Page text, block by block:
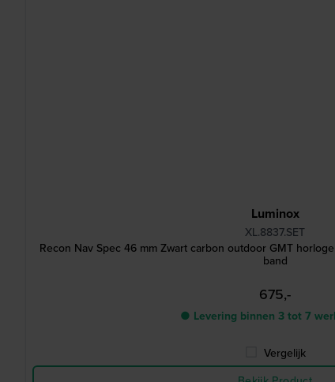
Luminox
XL.8837.SET
Recon Nav Spec 46 mm Zwart carbon outdoor GMT
band
675,-
● Levering binnen 3 tot 7
Vergelijk